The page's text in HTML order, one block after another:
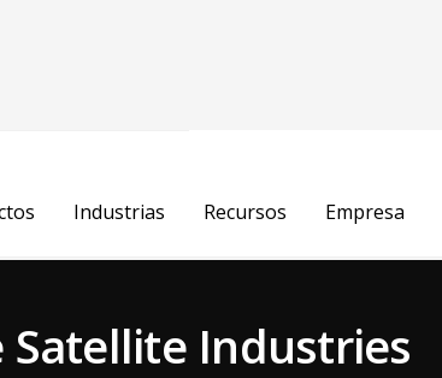
Industrias Recursos Empresa
Lucia
Satellite Industries